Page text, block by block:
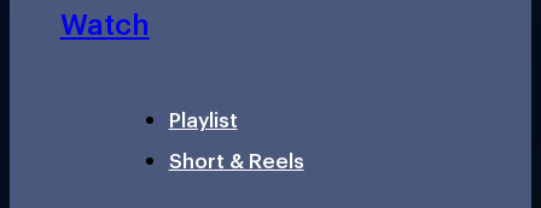
Watch
Playlist
Short & Reels